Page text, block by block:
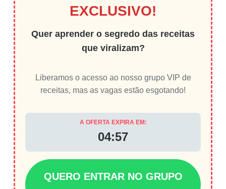
EXCLUSIVO!
Quer aprender o segredo das receitas
que viralizam?
Liberamos o acesso ao nosso grupo VIP de
receitas, mas as vagas estão esgotando!
A OFERTA EXPIRA EM:
04:57
QUERO ENTRAR NO GRUPO